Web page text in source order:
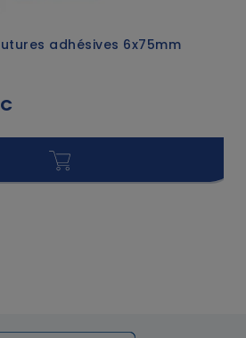
adhésives 6x75mm